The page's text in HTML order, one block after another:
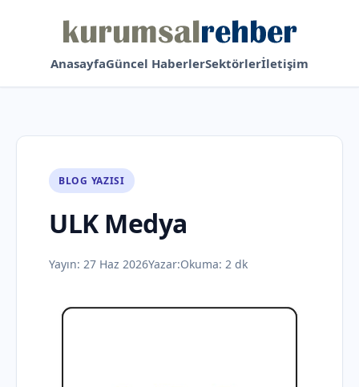
AnasayfaGüncel HaberlerSektörlerİletişim
BLOG YAZISI
ULK Medya
Yayın: 27 Haz 2026Yazar:Okuma: 2 dk